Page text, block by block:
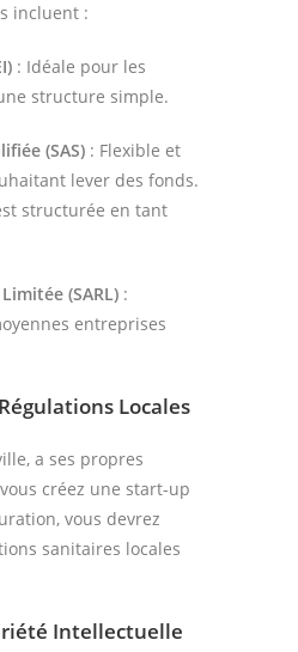
incluent :
: Idéale pour les
structure simple.
(SAS) : Flexible et
lever des fonds.
structurée en tant
(SARL) :
entreprises
Locales
a ses propres
créez une start-up
vous devrez
sanitaires locales
Intellectuelle